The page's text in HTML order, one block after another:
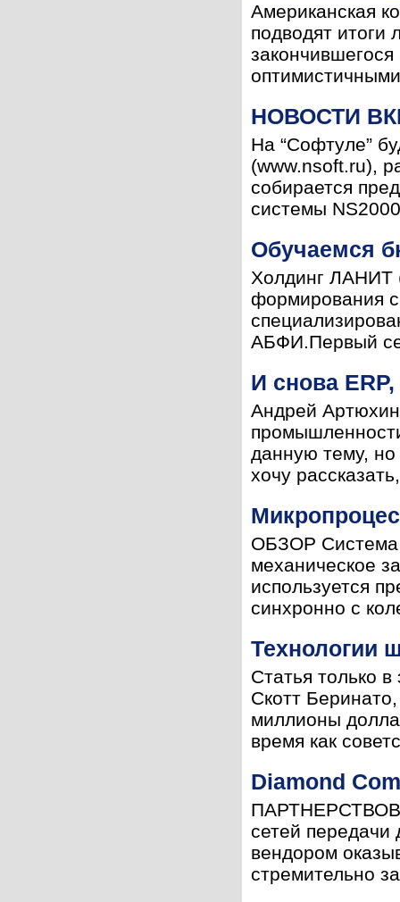
Американская
подводят итоги
НОВОСТИ
На “Софтуле”
(www.nsoft.ru),
собирается
системы
Обучаемся
Холдинг ЛАНИТ
формирования
АБФИ.Первый
И снова
Андрей
данную тему, но
хочу
ОБЗОР Система
механическое
используется
синхронно с
Технологии
Статья только
Скотт
миллионы
время как
Diamond
сетей передачи
вендором
стремительно